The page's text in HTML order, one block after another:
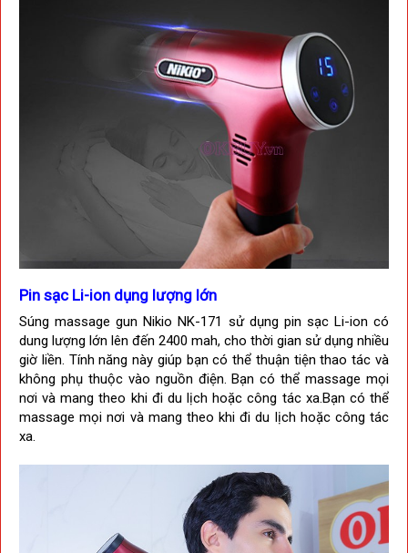
Pin sạc Li-ion dụng lượng lớn
Súng massage gun Nikio NK-171 sử dụng pin sạc Li-ion có
dung lượng lớn lên đến 2400 mah, cho thời gian sử dụng nhiều
giờ liền. Tính năng này giúp bạn có thể thuận tiện thao tác và
không phụ thuộc vào nguồn điện. Bạn có thể massage mọi
nơi và mang theo khi đi du lịch hoặc công tác xa.Bạn có thể
massage mọi nơi và mang theo khi đi du lịch hoặc công tác
xa.